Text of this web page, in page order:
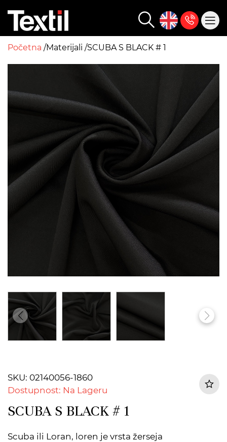
Početna Materijali SCUBA S BLACK # 1
SKU: 02140056-1860
Dostupnost: Na Lageru
SCUBA S BLACK # 1
Scuba ili Loran, loren je vrsta žerseja